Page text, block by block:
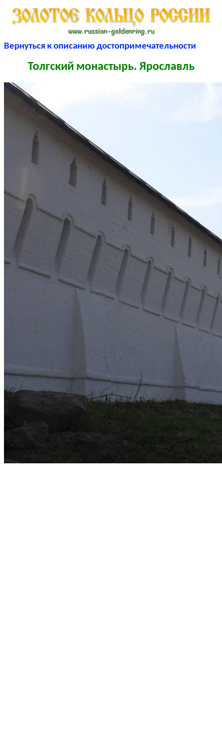
Вернуться к описанию достопримечательности
Толгский монастырь. Ярославль